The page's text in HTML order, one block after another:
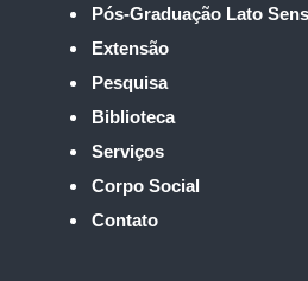
Pós-Graduação Lato
Extensão
Pesquisa
Biblioteca
Serviços
Corpo Social
Contato